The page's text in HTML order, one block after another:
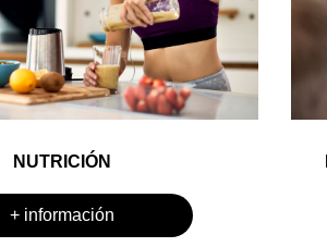
NUTRICIÓN
+ información